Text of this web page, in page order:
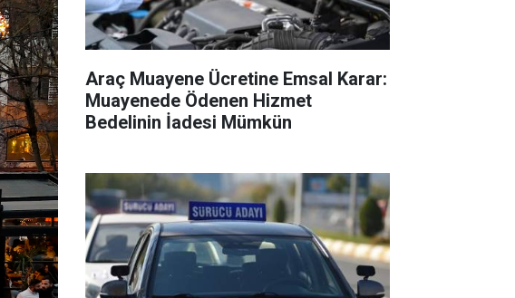
Araç Muayene Ücretine Emsal Karar:
Muayenede Ödenen Hizmet
Bedelinin İadesi Mümkün